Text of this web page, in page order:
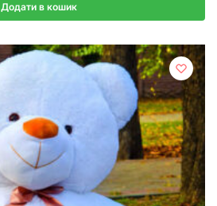
Додати в кошик